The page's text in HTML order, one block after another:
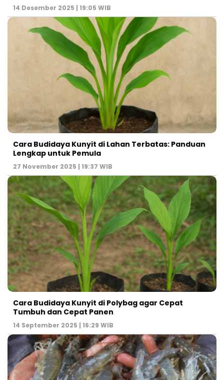
14 Desember 2025 | 19:05 WIB
Cara Budidaya Kunyit di Lahan Terbatas: Panduan
Lengkap untuk Pemula
27 November 2025 | 19:37 WIB
Cara Budidaya Kunyit di Polybag agar Cepat
Tumbuh dan Cepat Panen
14 September 2025 | 16:29 WIB